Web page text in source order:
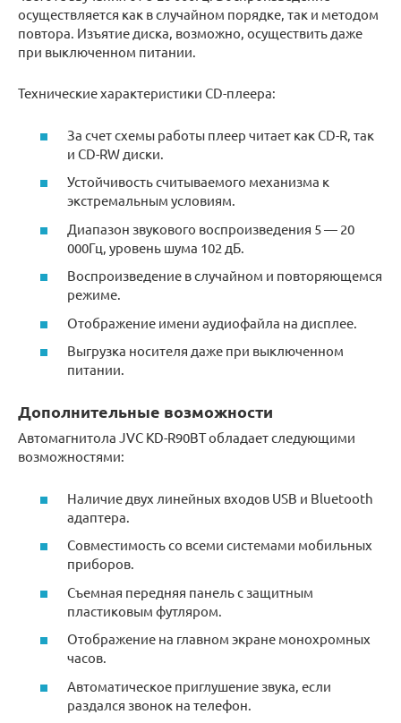
осуществляется как в случайном порядке, так и методом
повтора. Изъятие диска, возможно, осуществить даже
при выключенном питании.
Технические характеристики CD-плеера:
За счет схемы работы плеер читает как CD-R, так
и CD-RW диски.
Устойчивость считываемого механизма к
экстремальным условиям.
Диапазон звукового воспроизведения 5 — 20
000Гц, уровень шума 102 дБ.
Воспроизведение в случайном и повторяющемся
режиме.
Отображение имени аудиофайла на дисплее.
Выгрузка носителя даже при выключенном
питании.
Дополнительные возможности
Автомагнитола JVC KD-R90BT обладает следующими
возможностями:
Наличие двух линейных входов USB и Bluetooth
адаптера.
Совместимость со всеми системами мобильных
приборов.
Съемная передняя панель с защитным
пластиковым футляром.
Отображение на главном экране монохромных
часов.
Автоматическое приглушение звука, если
раздался звонок на телефон.